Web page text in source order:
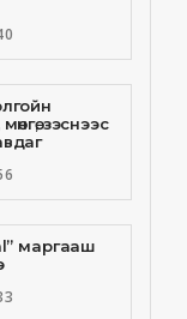
зэснээс
маргааш